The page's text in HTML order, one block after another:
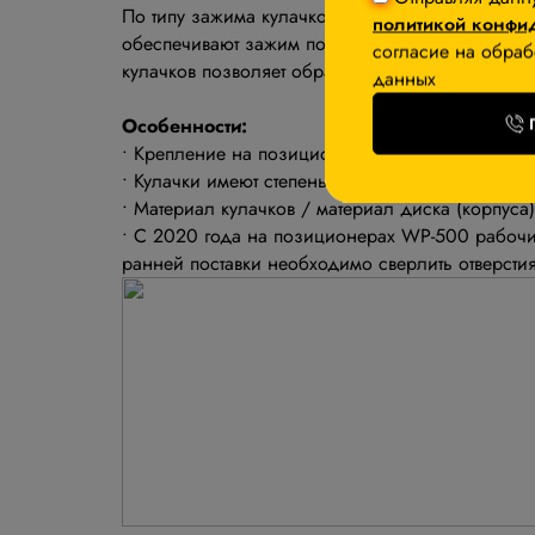
По типу зажима кулачков патрон WPC
обеспечивают зажим по наружной
кулачков позволяет обработать всю поверхность
Особенности:
• Крепление на позиционеры WP и другие
• Кулачки имеют степень закалки – HRC 17
• Материал кулачков / материал диска
• C 2020 года на позиционерах WP-500
ранней поставки необходимо сверлить
политикой
согласие на
данных